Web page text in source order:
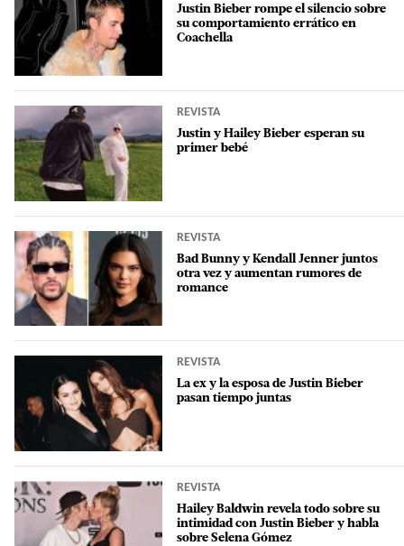
Justin Bieber rompe el silencio sobre
su comportamiento errático en
Coachella
REVISTA
Justin y Hailey Bieber esperan su
primer bebé
REVISTA
Bad Bunny y Kendall Jenner juntos
otra vez y aumentan rumores de
romance
REVISTA
La ex y la esposa de Justin Bieber
pasan tiempo juntas
REVISTA
Hailey Baldwin revela todo sobre su
intimidad con Justin Bieber y habla
sobre Selena Gómez